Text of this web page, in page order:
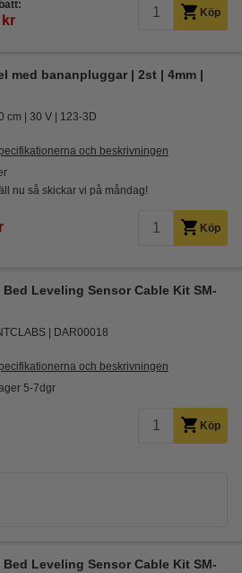
kr Köp
med bananpluggar | 2st | 4mm |
cm 30 V 123-3D
och beskrivningen
nu så skickar vi på måndag!
Köp
Leveling Sensor Cable Kit SM-
DAR00018
och beskrivningen
5-7dgr
Köp
Leveling Sensor Cable Kit SM-